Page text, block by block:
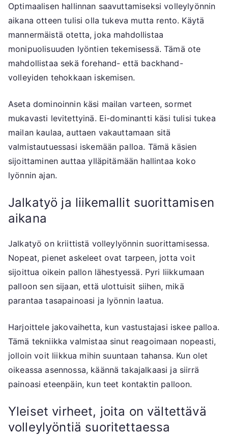
Optimaalisen hallinnan saavuttamiseksi volleylyönnin
aikana otteen tulisi olla tukeva mutta rento. Käytä
mannermäistä otetta, joka mahdollistaa
monipuolisuuden lyöntien tekemisessä. Tämä ote
mahdollistaa sekä forehand- että backhand-
volleyiden tehokkaan iskemisen.
Aseta dominoinnin käsi mailan varteen, sormet
mukavasti levitettyinä. Ei-dominantti käsi tulisi tukea
mailan kaulaa, auttaen vakauttamaan sitä
valmistautuessasi iskemään palloa. Tämä käsien
sijoittaminen auttaa ylläpitämään hallintaa koko
lyönnin ajan.
Jalkatyö ja liikemallit suorittamisen
aikana
Jalkatyö on kriittistä volleylyönnin suorittamisessa.
Nopeat, pienet askeleet ovat tarpeen, jotta voit
sijoittua oikein pallon lähestyessä. Pyri liikkumaan
palloon sen sijaan, että ulottuisit siihen, mikä
parantaa tasapainoasi ja lyönnin laatua.
Harjoittele jakovaihetta, kun vastustajasi iskee palloa.
Tämä tekniikka valmistaa sinut reagoimaan nopeasti,
jolloin voit liikkua mihin suuntaan tahansa. Kun olet
oikeassa asennossa, käännä takajalkaasi ja siirrä
painoasi eteenpäin, kun teet kontaktin palloon.
Yleiset virheet, joita on vältettävä
volleylyöntiä suoritettaessa